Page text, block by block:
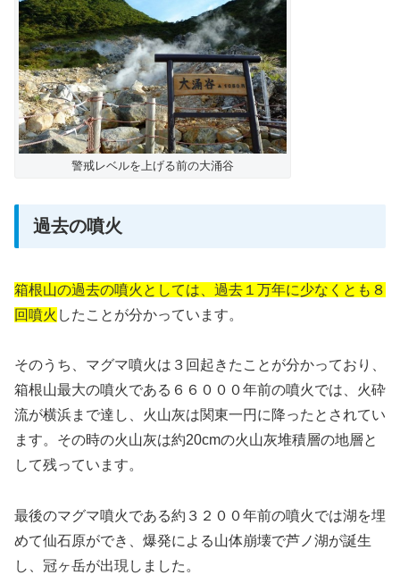
警戒レベルを上げる前の大涌谷
過去の噴火
箱根山の過去の噴火としては、過去１万年に少なくとも８
回噴火 したことが分かっています。
そのうち、マグマ噴火は３回起きたことが分かっており、
箱根山最大の噴火である６６０００年前の噴火では、火砕
流が横浜まで達し、火山灰は関東一円に降ったとされてい
ます。その時の火山灰は約20cmの火山灰堆積層の地層と
して残っています。
最後のマグマ噴火である約３２００年前の噴火では湖を埋
めて仙石原ができ、爆発による山体崩壊で芦ノ湖が誕生
し、冠ヶ岳が出現しました。